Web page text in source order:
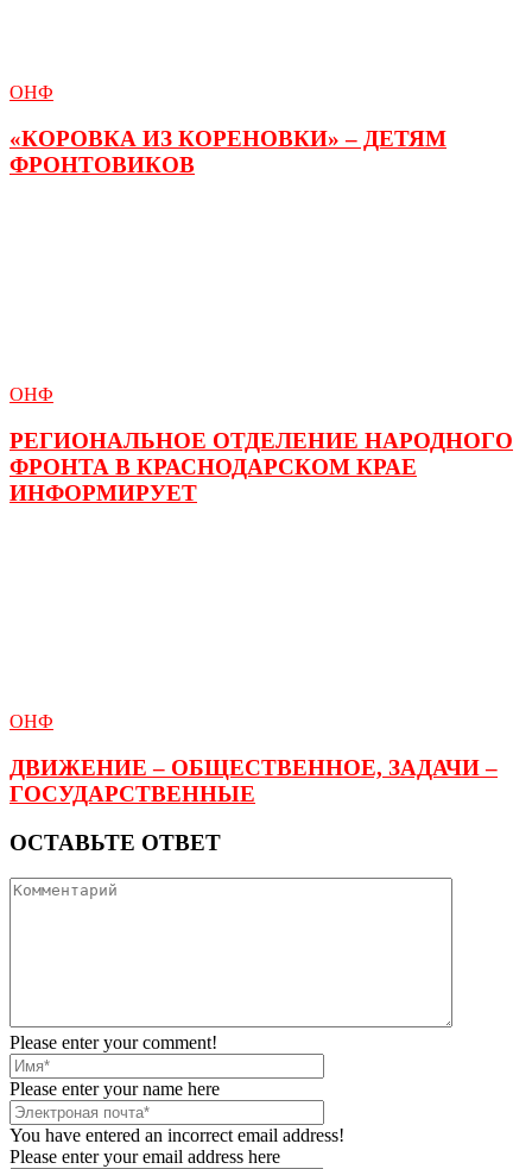
ОНФ
«КОРОВКА ИЗ КОРЕНОВКИ» – ДЕТЯМ
ФРОНТОВИКОВ
ОНФ
РЕГИОНАЛЬНОЕ ОТДЕЛЕНИЕ НАРОДНОГО
ФРОНТА В КРАСНОДАРСКОМ КРАЕ
ИНФОРМИРУЕТ
ОНФ
ДВИЖЕНИЕ – ОБЩЕСТВЕННОЕ, ЗАДАЧИ –
ГОСУДАРСТВЕННЫЕ
ОСТАВЬТЕ ОТВЕТ
Please enter your comment!
Please enter your name here
You have entered an incorrect email address!
Please enter your email address here